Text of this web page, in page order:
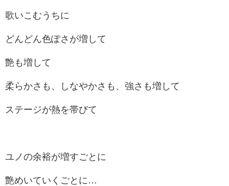
歌いこむうちに
どんどん色ぽさが増して
艶も増して
柔らかさも、しなやかさも、強さも増して
ステージが熱を帯びて
ユノの余裕が増すごとに
艶めいていくごとに…